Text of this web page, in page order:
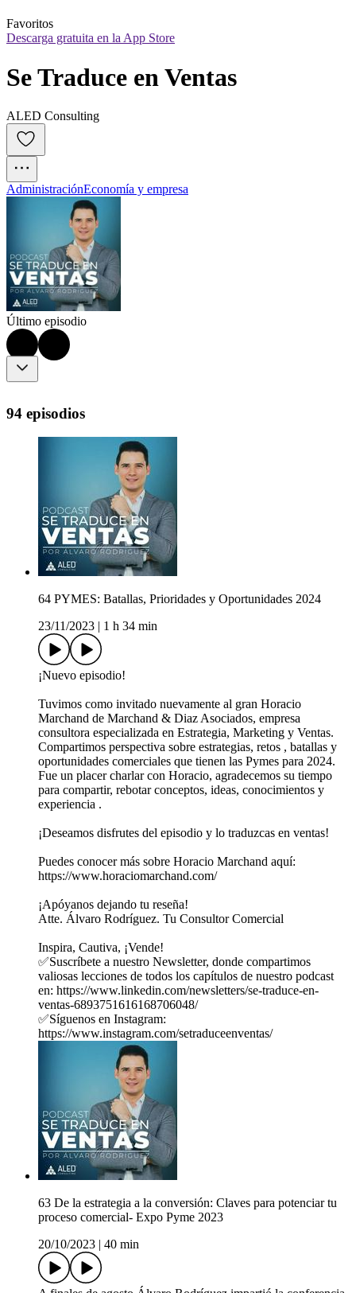
Favoritos
Descarga gratuita en la App Store
Se Traduce en Ventas
ALED Consulting
AdministraciónEconomía y empresa
Último episodio
94 episodios
64 PYMES: Batallas, Prioridades y Oportunidades 2024
23/11/2023
1 h 34 min
¡Nuevo episodio!
Tuvimos como invitado nuevamente al gran Horacio
Marchand de Marchand & Diaz Asociados, empresa
consultora especializada en Estrategia, Marketing y Ventas.
Compartimos perspectiva sobre estrategias, retos , batallas y
oportunidades comerciales que tienen las Pymes para 2024.
Fue un placer charlar con Horacio, agradecemos su tiempo
para compartir, rebotar conceptos, ideas, conocimientos y
experiencia .
¡Deseamos disfrutes del episodio y lo traduzcas en ventas!
Puedes conocer más sobre Horacio Marchand aquí:
https://www.horaciomarchand.com/
¡Apóyanos dejando tu reseña!
Atte. Álvaro Rodríguez. Tu Consultor Comercial
Inspira, Cautiva, ¡Vende!
✅Suscríbete a nuestro Newsletter, donde compartimos
valiosas lecciones de todos los capítulos de nuestro podcast
en: https://www.linkedin.com/newsletters/se-traduce-en-
ventas-6893751616168706048/
✅Síguenos en Instagram:
https://www.instagram.com/setraduceenventas/
63 De la estrategia a la conversión: Claves para potenciar tu
proceso comercial- Expo Pyme 2023
20/10/2023
40 min